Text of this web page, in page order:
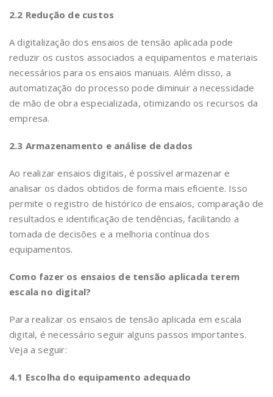
2.2 Redução de custos
A digitalização dos ensaios de tensão aplicada pode
reduzir os custos associados a equipamentos e materiais
necessários para os ensaios manuais. Além disso, a
automatização do processo pode diminuir a necessidade
de mão de obra especializada, otimizando os recursos da
empresa.
2.3 Armazenamento e análise de dados
Ao realizar ensaios digitais, é possível armazenar e
analisar os dados obtidos de forma mais eficiente. Isso
permite o registro de histórico de ensaios, comparação de
resultados e identificação de tendências, facilitando a
tomada de decisões e a melhoria contínua dos
equipamentos.
Como fazer os ensaios de tensão aplicada terem
escala no digital?
Para realizar os ensaios de tensão aplicada em escala
digital, é necessário seguir alguns passos importantes.
Veja a seguir:
4.1 Escolha do equipamento adequado